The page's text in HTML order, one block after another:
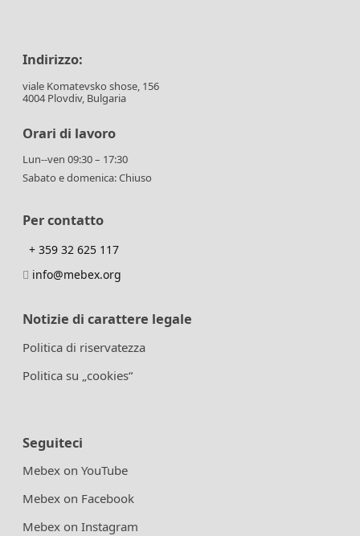
Indirizzo:
viale Komatevsko shose, 156
4004 Plovdiv, Bulgaria
Orari di lavoro
Lun--ven 09:30 – 17:30
Sabato e domenica: Chiuso
Per contatto
+ 359 32 625 117
info@mebex.org
Notizie di carattere legale
Politica di riservatezza
Politica su „cookies“
Seguiteci
Mebex on YouTube
Mebex on Facebook
Mebex on Instagram